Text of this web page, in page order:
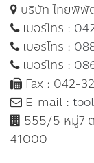
บริษัท ไทยพิพั
เบอร์โทร :
เบอร์โทร :
เบอร์โทร :
Fax : 042-
E-mail :
555/5 หมู่7
41000